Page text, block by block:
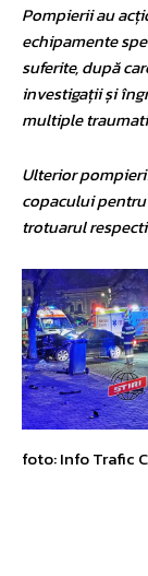
Pompierii au
echipamente
suferite, după
investigații și
multiple
Ulterior
copacului
trotuarul
foto: Info Trafic